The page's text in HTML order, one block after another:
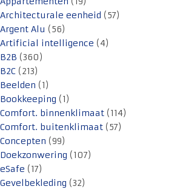
Architecturale eenheid (57)
Argent Alu (56)
Artificial intelligence (4)
B2B (360)
B2C (213)
Beelden (1)
Bookkeeping (1)
Comfort. binnenklimaat (114)
Comfort. buitenklimaat (57)
Concepten (99)
Doekzonwering (107)
eSafe (17)
Gevelbekleding (32)